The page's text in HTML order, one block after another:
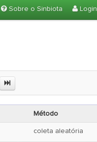
Sobre o Sinbiota Login
Método
coleta aleatória